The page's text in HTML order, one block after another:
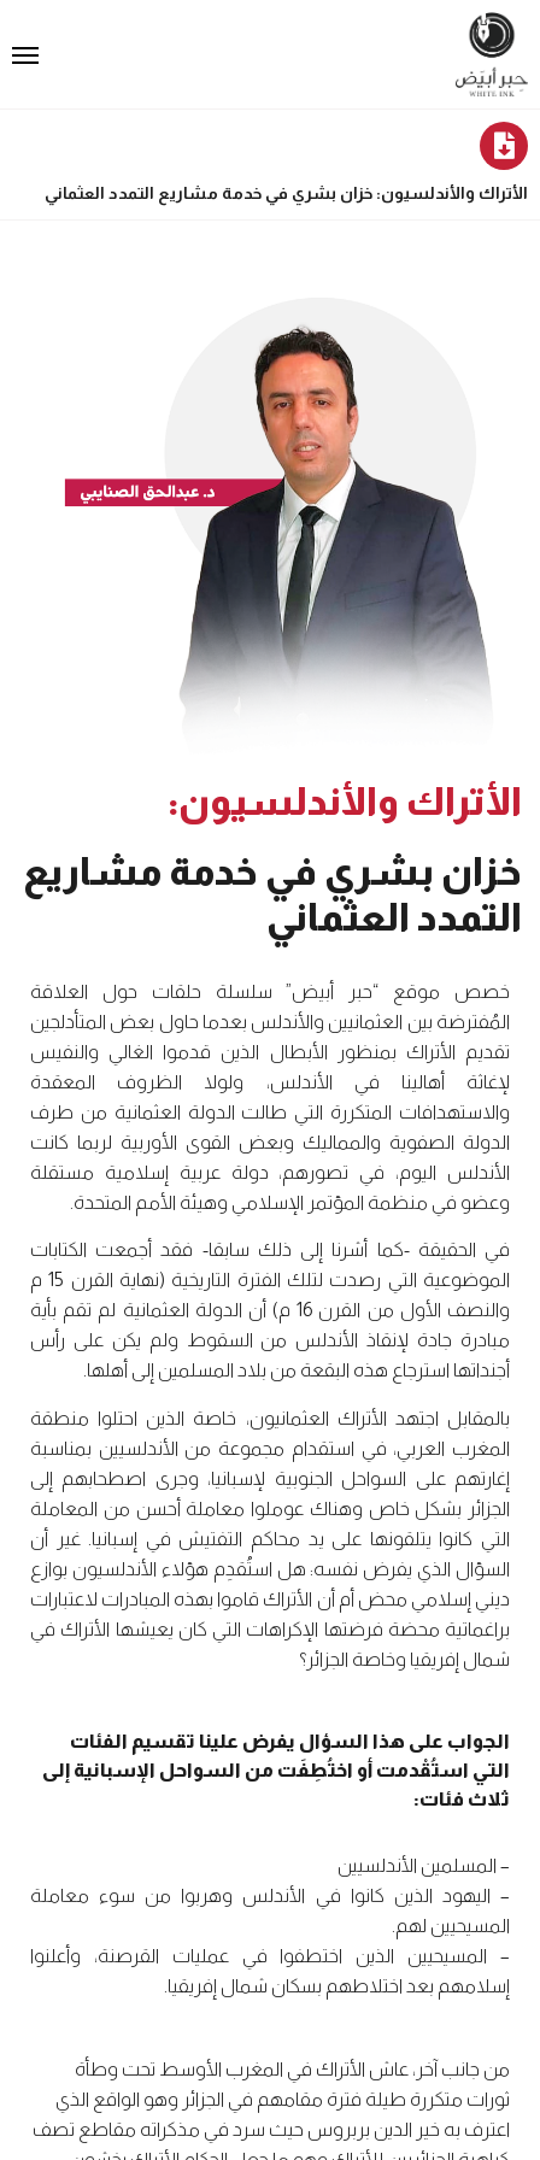
الأتراك والأندلسيون: خزان بشري في خدمة مشاريع التمدد العثماني
الأتراك والأندلسيون:
خزان بشري في خدمة مشاريع
التمدد العثماني
خصص موقع “حبر أبيض” سلسلة حلقات حول العلاقة
المُفترضة بين العثمانيين والأندلس بعدما حاول بعض المتأدلجين
تقديم الأتراك بمنظور الأبطال الذين قدموا الغالي والنفيس
لإغاثة أهالينا في الأندلس، ولولا الظروف المعقدة
والاستهدافات المتكررة التي طالت الدولة العثمانية من طرف
الدولة الصفوية والمماليك وبعض القوى الأوربية لربما كانت
الأندلس اليوم، في تصورهم، دولة عربية إسلامية مستقلة
وعضو في منظمة المؤتمر الإسلامي وهيئة الأمم المتحدة.
في الحقيقة -كما أشرنا إلى ذلك سابقا- فقد أجمعت الكتابات
الموضوعية التي رصدت لتلك الفترة التاريخية (نهاية القرن 15 م
والنصف الأول من القرن 16 م) أن الدولة العثمانية لم تقم بأية
مبادرة جادة لإنقاذ الأندلس من السقوط ولم يكن على رأس
أجنداتها استرجاع هذه البقعة من بلاد المسلمين إلى أهلها.
بالمقابل اجتهد الأتراك العثمانيون، خاصة الذين احتلوا منطقة
المغرب العربي، في استقدام مجموعة من الأندلسيين بمناسبة
إغارتهم على السواحل الجنوبية لإسبانيا، وجرى اصطحابهم إلى
الجزائر بشكل خاص وهناك عوملوا معاملة أحسن من المعاملة
التي كانوا يتلقونها على يد محاكم التفتيش في إسبانيا. غير أن
السؤال الذي يفرض نفسه: هل استُقدِم هؤلاء الأندلسيون بوازع
ديني إسلامي محض أم أن الأتراك قاموا بهذه المبادرات لاعتبارات
براغماتية محضة فرضتها الإكراهات التي كان يعيشها الأتراك في
شمال إفريقيا وخاصة الجزائر؟
الجواب على هذا السؤال يفرض علينا تقسيم الفئات
التي استُقْدمت أو اختُطِفَت من السواحل الإسبانية إلى
ثلاث فئات:
– المسلمين الأندلسيين
– اليهود الذين كانوا في الأندلس وهربوا من سوء معاملة
المسيحيين لهم.
– المسيحيين الذين اختطفوا في عمليات القرصنة، وأعلنوا
إسلامهم بعد اختلاطهم بسكان شمال إفريقيا.
من جانب آخر، عاش الأتراك في المغرب الأوسط تحت وطأة
ثورات متكررة طيلة فترة مقامهم في الجزائر وهو الواقع الذي
اعترف به خير الدين بربروس حيث سرد في مذكراته مقاطع تصف